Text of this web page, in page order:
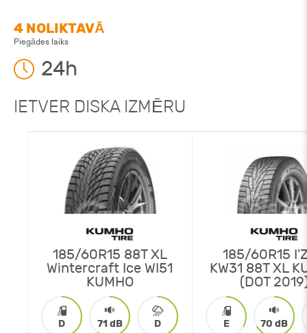
4 NOLIKTAVĀ
Piegādes laiks
24h
IETVER DISKA IZMĒRU
185/60R15 88T XL
Wintercraft Ice WI51
KUMHO
D 71 dB D
185/60R15
KW31 88T XL
(DOT
E 70 dB